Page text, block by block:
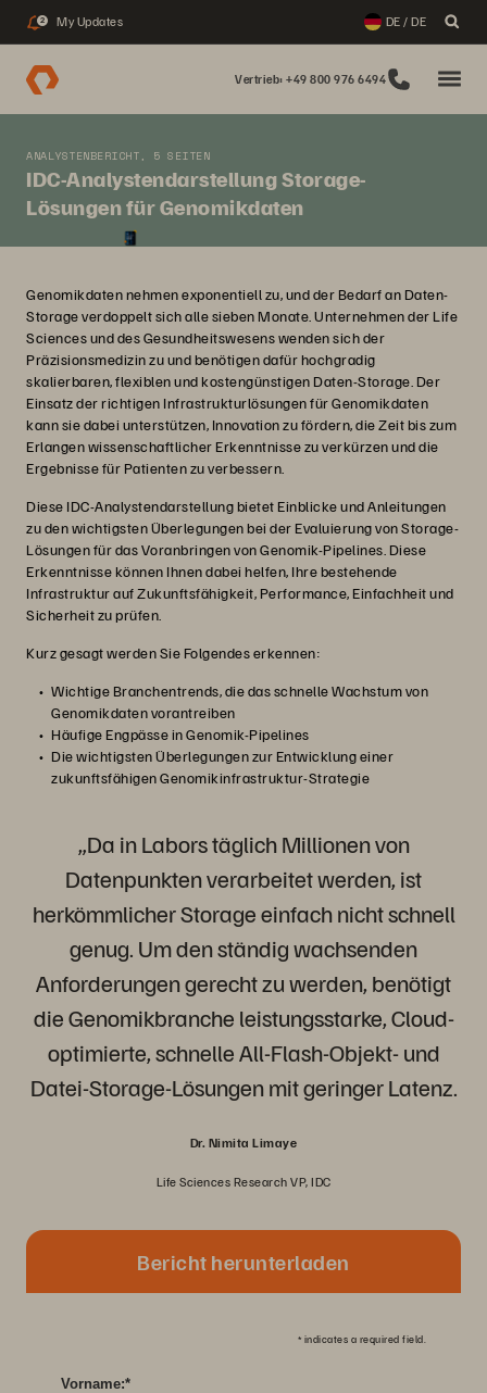
2 My Updates DE / DE
Vertrieb: +49 800 976 6494
ANALYSTENBERICHT, 5 SEITEN
IDC-Analystendarstellung Storage-
Lösungen für Genomikdaten
Genomikdaten nehmen exponentiell zu, und der Bedarf an Daten-
Storage verdoppelt sich alle sieben Monate. Unternehmen der Life
Sciences und des Gesundheitswesens wenden sich der
Präzisionsmedizin zu und benötigen dafür hochgradig
skalierbaren, flexiblen und kostengünstigen Daten-Storage. Der
Einsatz der richtigen Infrastrukturlösungen für Genomikdaten
kann sie dabei unterstützen, Innovation zu fördern, die Zeit bis zum
Erlangen wissenschaftlicher Erkenntnisse zu verkürzen und die
Ergebnisse für Patienten zu verbessern.
Diese IDC-Analystendarstellung bietet Einblicke und Anleitungen
zu den wichtigsten Überlegungen bei der Evaluierung von Storage-
Lösungen für das Voranbringen von Genomik-Pipelines. Diese
Erkenntnisse können Ihnen dabei helfen, Ihre bestehende
Infrastruktur auf Zukunftsfähigkeit, Performance, Einfachheit und
Sicherheit zu prüfen.
Kurz gesagt werden Sie Folgendes erkennen:
Wichtige Branchentrends, die das schnelle Wachstum von
Genomikdaten vorantreiben
Häufige Engpässe in Genomik-Pipelines
Die wichtigsten Überlegungen zur Entwicklung einer
zukunftsfähigen Genomikinfrastruktur-Strategie
„Da in Labors täglich Millionen von
Datenpunkten verarbeitet werden, ist
herkömmlicher Storage einfach nicht schnell
genug. Um den ständig wachsenden
Anforderungen gerecht zu werden, benötigt
die Genomikbranche leistungsstarke, Cloud-
optimierte, schnelle All-Flash-Objekt- und
Datei-Storage-Lösungen mit geringer Latenz.
Dr. Nimita Limaye
Life Sciences Research VP, IDC
Bericht herunterladen
* indicates a required field.
*
Vorname: